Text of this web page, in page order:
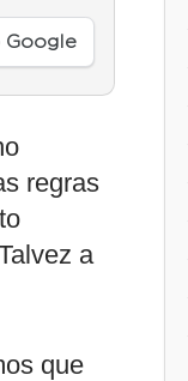
Google
regras
a
que